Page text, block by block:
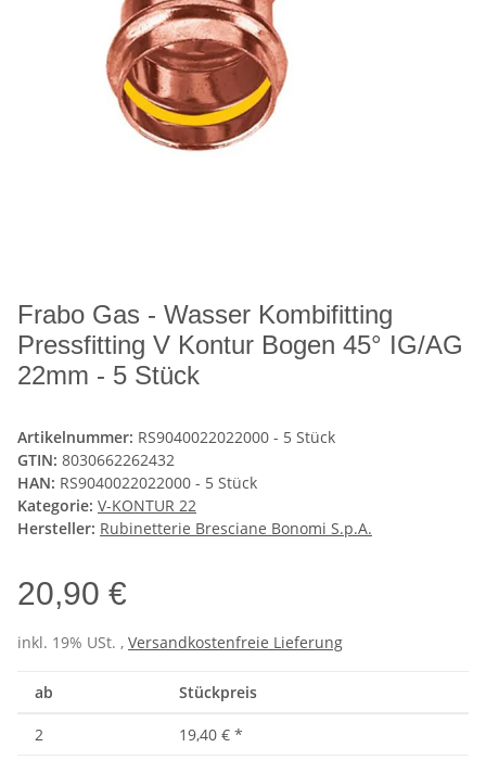
Frabo Gas - Wasser Kombifitting
Pressfitting V Kontur Bogen 45° IG/AG
22mm - 5 Stück
Artikelnummer: RS9040022022000 - 5 Stück
GTIN: 8030662262432
HAN: RS9040022022000 - 5 Stück
Kategorie: V-KONTUR 22
Hersteller: Rubinetterie Bresciane Bonomi S.p.A.
20,90 €
inkl. 19% USt. , Versandkostenfreie Lieferung
ab Stückpreis
2 19,40 € *